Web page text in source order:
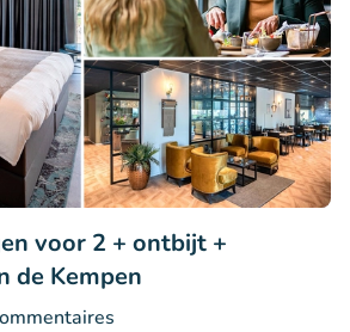
voor 2 + ontbijt +
de Kempen